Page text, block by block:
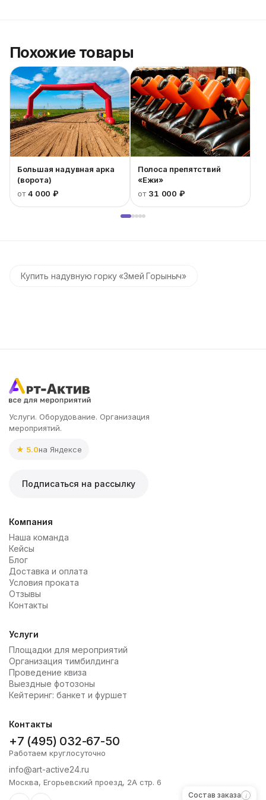
Состав заказа
Похожие товары
Большая надувная арка
(ворота)
от4 000 ₽
Полоса препятствий
«Ежи»
от 31 000 ₽
Купить надувную горку «Змей Горыныч»
Услуги. Оборудование. Организация
мероприятий.
★ 5.0на Яндексе
Подписаться на рассылку
Компания
Наша команда
Кейсы
Блог
Доставка и оплата
Условия проката
Отзывы
Контакты
Услуги
Площадки для мероприятий
Организация тимбилдинга
Проведение квиза
Выездные фотозоны
Кейтеринг: банкет и фуршет
Контакты
+7 (495) 032-67-50
Работаем круглосуточно
info@art-active24.ru
Москва, Егорьевский проезд, 2А стр. 6